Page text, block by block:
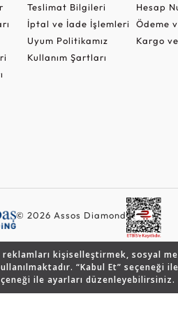
reklamları kişiselleştirmek, sosyal
“Kabul Et” seçeneği
ile ayarları düzenleyebilirsiniz.
Teslimat Bilgileri
İptal ve İade İşlemleri
Uyum Politikamız
Kullanım Şartları
Hesap
Ödeme
Kargo
© 2026 Assos Diamond